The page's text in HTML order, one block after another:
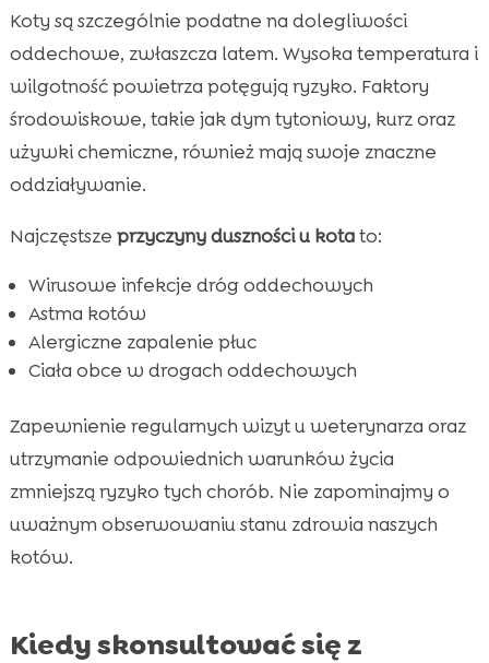
Koty są szczególnie podatne na dolegliwości
oddechowe, zwłaszcza latem. Wysoka temperatura i
wilgotność powietrza potęgują ryzyko. Faktory
środowiskowe, takie jak dym tytoniowy, kurz oraz
używki chemiczne, również mają swoje znaczne
oddziaływanie.
Najczęstsze przyczyny duszności u kotato:
Wirusowe infekcje dróg oddechowych
Astma kotów
Alergiczne zapalenie płuc
Ciała obce w drogach oddechowych
Zapewnienie regularnych wizyt u weterynarza oraz
utrzymanie odpowiednich warunków życia
zmniejszą ryzyko tych chorób. Nie zapominajmy o
uważnym obserwowaniu stanu zdrowia naszych
kotów.
Kiedy skonsultować się z